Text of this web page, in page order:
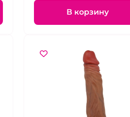
В корзину